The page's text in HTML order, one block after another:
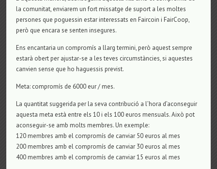
la comunitat, enviarem un fort missatge de suport a les moltes
persones que poguessin estar interessats en Faircoin i FairCoop,
però que encara se senten insegures.
Ens encantaria un compromís a llarg termini, però aquest sempre
estarà obert per ajustar-se a les teves circumstàncies, si aquestes
canvien sense que ho haguessis previst.
Meta: compromís de 6000 eur / mes.
La quantitat suggerida per la seva contribució a l’hora d’aconseguir
aquesta meta està entre els 10 i els 100 euros mensuals. Això pot
aconseguir-se amb molts membres. Un exemple:
120 membres amb el compromís de canviar 50 euros al mes
200 membres amb el compromís de canviar 30 euros al mes
400 membres amb el compromís de canviar 15 euros al mes